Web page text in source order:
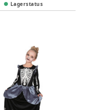
Lagerstatus